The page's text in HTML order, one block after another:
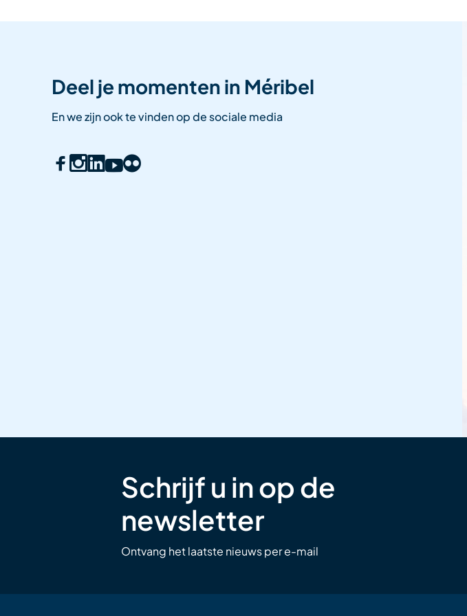
Deel je momenten in Méribel
En we zijn ook te vinden op de sociale media
Schrijf u in op de
newsletter
Ontvang het laatste nieuws per e-mail